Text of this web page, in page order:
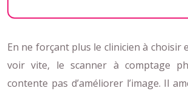
En ne forçant plus le clinicien à
voir vite, le scanner à comptage
contente pas d’améliorer l’image. Il